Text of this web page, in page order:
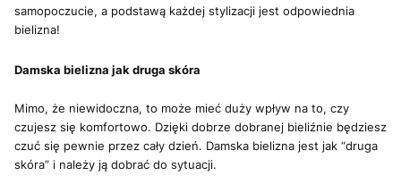
samopoczucie, a podstawą każdej stylizacji jest odpowiednia
bielizna!
Damska bielizna jak druga skóra
Mimo, że niewidoczna, to może mieć duży wpływ na to, czy
czujesz się komfortowo. Dzięki dobrze dobranej bieliźnie będziesz
czuć się pewnie przez cały dzień. Damska bielizna jest jak “druga
skóra” i należy ją dobrać do sytuacji.